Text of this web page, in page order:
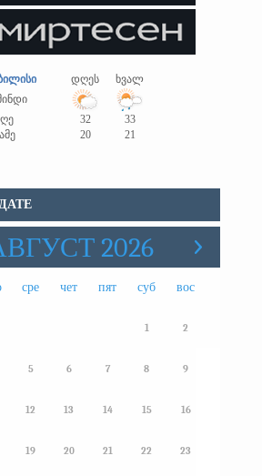
დღეს
ხვალ
32
33
20 21
2026
сре чет пят суб вос
1 2
5 6 7 8 9
12 13 14 15 16
19 20 21 22 23